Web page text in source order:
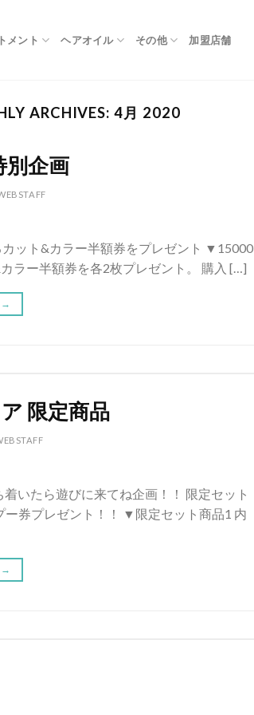
メント ヘアオイル その他 加盟店舗
ARCHIVES:4月 2020
別企画
ット&カラー半額券をプレゼント ▼15000
ラー半額券を各2枚プレゼント。 購入 […]
→
限定商品
いたら遊びに来てね企画！！ 限定セット
ー券プレゼント！！ ▼限定セット商品1 内
→